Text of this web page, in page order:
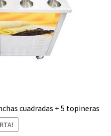
cuadradas + 5 topineras